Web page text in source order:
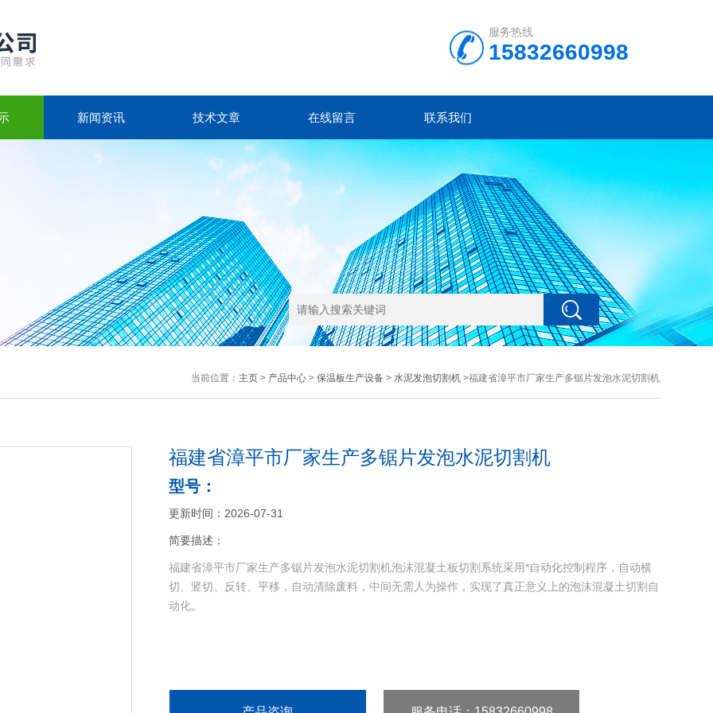
服务热线
15832660998
新闻资讯 技术文章 在线留言 联系我们
当前位置： 主页> 产品中心> 保温板生产设备> 水泥发泡切割机>福建省漳平市厂家生产多锯片发泡水泥切割机
福建省漳平市厂家生产多锯片发泡水泥切割机
型号：
更新时间：2026-07-31
简要描述：
福建省漳平市厂家生产多锯片发泡水泥切割机泡沫混凝土板切割系统采用*自动化控制程序，自动横
切、竖切、反转、平移，自动清除废料，中间无需人为操作，实现了真正意义上的泡沫混凝土切割自
动化。